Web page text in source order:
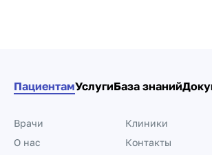
ПациентамУслугиБаза знаний
Врачи
Клиники
О нас
Контакты